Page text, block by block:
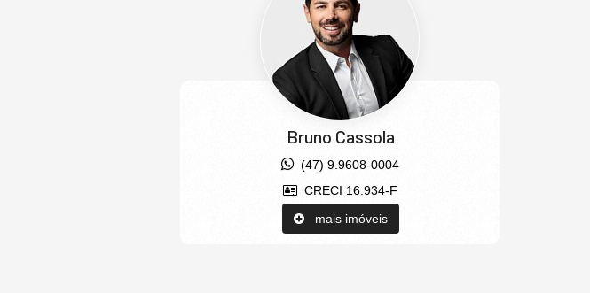
Bruno Cassola
(47) 9.9608-0004
CRECI 16.934-F
mais imóveis